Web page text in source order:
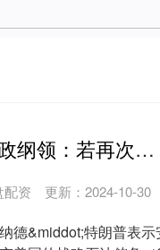
网上实盘配资 特朗普又曝施政纲领：若再次当选 将立即补充战略石油储备
更新：2024-10-30
配资
&middot;特朗普表示